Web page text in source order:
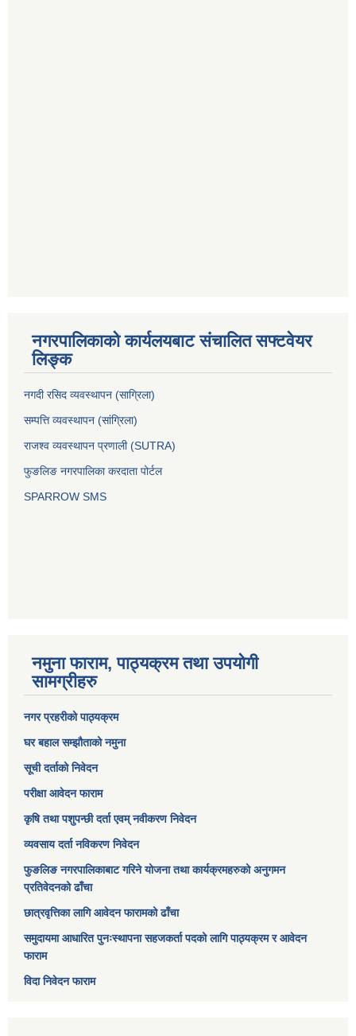
नगरपालिकाको कार्यलयबाट संचालित सफ्टवेयर
लिङ्क
नगदी रसिद व्यवस्थापन (साग्रिला)
सम्पत्ति व्यवस्थापन (सांग्रिला)
राजश्व व्यवस्थापन प्रणाली (SUTRA)
फुङलिङ नगरपालिका करदाता पोर्टल
SPARROW SMS
नमुना फाराम, पाठ्यक्रम तथा उपयोगी
सामग्रीहरु
नगर प्रहरीको पाठ्यक्रम
घर बहाल सम्झौताको नमुना
सूची दर्ताको निवेदन
परीक्षा आवेदन फाराम
कृषि तथा पशुपन्छी दर्ता एवम् नवीकरण निवेदन
व्यवसाय दर्ता नविकरण निवेदन
फुङलिङ नगरपालिकाबाट गरिने योजना तथा कार्यक्रमहरुको अनुगमन
प्रतिवेदनको ढाँचा
छात्रवृत्तिका लागि आवेदन फारामको ढाँचा
समुदायमा आधारित पुनःस्थापना सहजकर्ता पदको लागि पाठ्यक्रम र आवेदन
फाराम
विदा निवेदन फाराम